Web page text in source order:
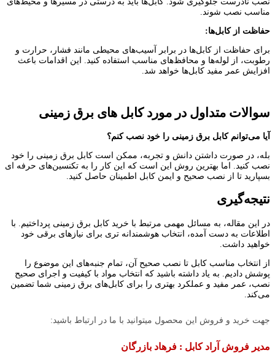
مناسب نصب شوند.
حفاظت از کابل‌ها:
برای حفاظت از کابل‌ها در برابر آسیب‌های محیطی مانند فشار، حرارت و
رطوبت، از لوله‌ها و محافظ‌های مناسب استفاده کنید. این اقدامات باعث
افزایش عمر مفید کابل‌ها خواهد شد.
سوالات متداول در مورد کابل های برق زمینی
آیا می‌توانم کابل برق زمینی را خود نصب کنم؟
بله، در صورت داشتن دانش و تجربه، ممکن است کابل برق زمینی را خود
نصب کنید. اما بهترین روش این است که این کار را به تکنسین‌های حرفه‌ ای
بسپارید تا از نصب صحیح و ایمن کابل اطمینان حاصل کنید.
نتیجه‌گیری
در این مقاله، به مسائل مهمی مرتبط با خرید کابل برق زمینی پرداختیم. با
اطلاعات به ‌دست ‌آمده، انتخاب هوشمندانه‌ تری برای نیازهای برقی خود
خواهید داشت.
از انتخاب مناسب کابل تا نصب صحیح آن، تمام جنبه‌های این موضوع را
پوشش دادیم. به یاد داشته باشید که انتخاب مواد با کیفیت و اجرای صحیح
نصب، عمر مفید و عملکرد بهتری را برای کابل‌های برق زمینی شما تضمین
می‌کند.
جهت خرید و فروش این محصول میتوانید با ما در ارتباط باشید:
مدیر فروش آراد کابل : فرهاد بازرگان